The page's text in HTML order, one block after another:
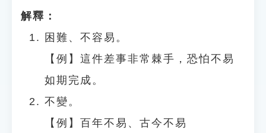
解釋：
困難、不容易。
【例】這件差事非常棘手，恐怕不易
如期完成。
不變。
【例】百年不易、古今不易